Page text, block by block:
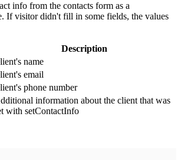
info from the contacts form as a
If visitor didn't fill in some fields, the values
Description
name
email
phone number
information about the client that was
with setContactInfo